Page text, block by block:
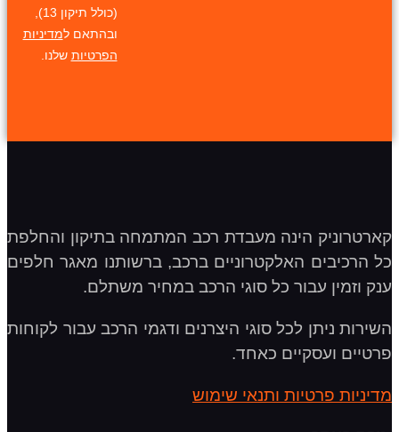
(כולל תיקון 13),
ובהתאם למדיניות
הפרטיות שלנו.
קארטרוניק הינה מעבדת רכב המתמחה בתיקון והחלפת
כל הרכיבים האלקטרוניים ברכב, ברשותנו מאגר חלפים
ענק וזמין עבור כל סוגי הרכב במחיר משתלם.
השירות ניתן לכל סוגי היצרנים ודגמי הרכב עבור לקוחות
פרטיים ועסקיים כאחד.
מדיניות פרטיות ותנאי שימוש